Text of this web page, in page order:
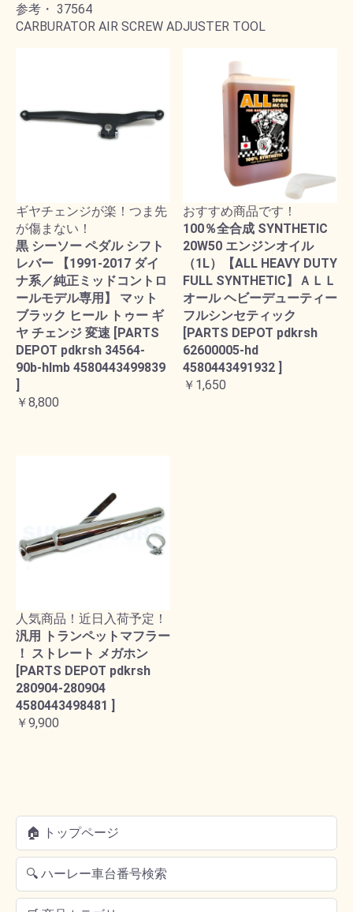
参考・ 37564
CARBURATOR AIR SCREW ADJUSTER TOOL
ギヤチェンジが楽！つま先
が傷まない！
黒 シーソー ペダル シフト
レバー 【1991-2017 ダイ
ナ系／純正ミッドコントロ
ールモデル専用】 マット
ブラック ヒール トゥー ギ
ヤ チェンジ 変速 [PARTS
DEPOT pdkrsh 34564-
90b-hlmb 4580443499839
]
￥8,800
おすすめ商品です！
100％全合成 SYNTHETIC
20W50 エンジンオイル
（1L）【ALL HEAVY DUTY
FULL SYNTHETIC】ＡＬＬ
オール ヘビーデューティー
フルシンセティック
[PARTS DEPOT pdkrsh
62600005-hd
4580443491932 ]
￥1,650
人気商品！近日入荷予定！
汎用 トランペットマフラー
！ ストレート メガホン
[PARTS DEPOT pdkrsh
280904-280904
4580443498481 ]
￥9,900
🏠 トップページ
🔍 ハーレー車台番号検索